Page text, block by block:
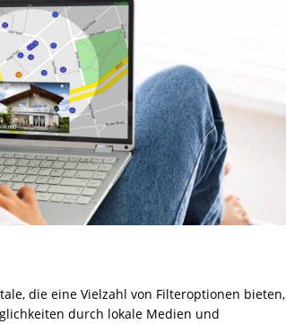
die eine Vielzahl von Filteroptionen bieten,
durch lokale Medien und